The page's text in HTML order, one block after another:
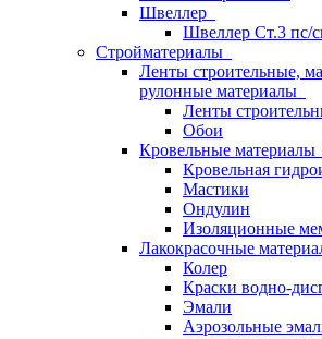
Швеллер
Швеллер Ст.3 пс/
Стройматериалы
Ленты строительные,
рулонные материалы
Ленты
Обои
Кровельные материалы
Кровельная
Мастики
Ондулин
Изоляционные
Лакокрасочные
Колер
Краски водно-
Эмали
Аэрозольные